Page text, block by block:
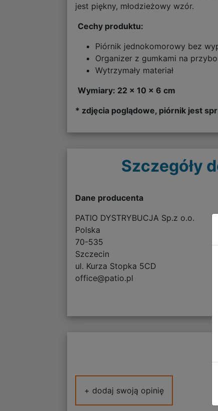
jest piękny, młodzieżowy wzór.
Cechy produktu:
Piórnik jednokomorowy bez
Organizer z gumkami na
Wytrzymały materiał
Wymiary: 22 x 10 x 6 cm
* zdjęcia poglądowe, piórnik jest
Szczegóły
Dane producenta
PATIO DYSTRYBUCJA Sp.z o.o.
Polska
70-535
Szczecin
ul. Kurza Stopka 5CD
office@patio.pl
+ dodaj swoją opinię